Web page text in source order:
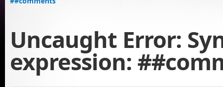
Uncaught Error:
expression: